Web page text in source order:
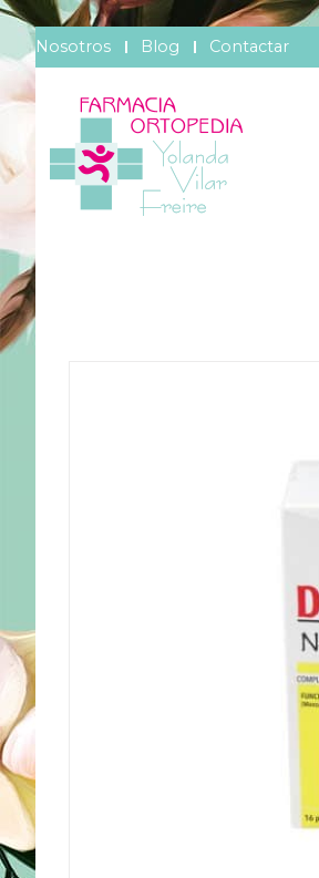
Nosotros Blog Contactar